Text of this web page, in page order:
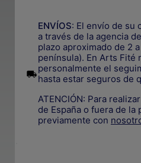
ENVÍOS: El envío de su
a través de la agencia
plazo aproximado de 2
península). En Arts Fité
personalmente el
hasta estar seguros de
ATENCIÓN: Para
de España o fuera de la
previamente con